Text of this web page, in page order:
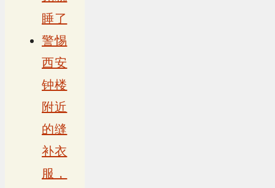
睡了
警惕
西安
钟楼
附近
的缝
补衣
服，